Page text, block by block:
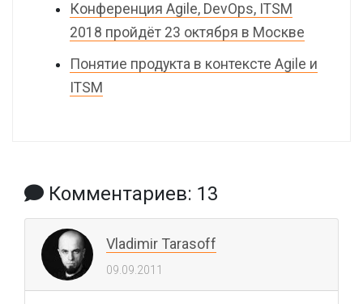
Конференция Agile, DevOps, ITSM
2018 пройдёт 23 октября в Москве
Понятие продукта в контексте Agile и
ITSM
Комментариев: 13
Vladimir Tarasoff
09.09.2011